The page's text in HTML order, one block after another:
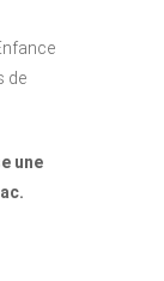
de
une